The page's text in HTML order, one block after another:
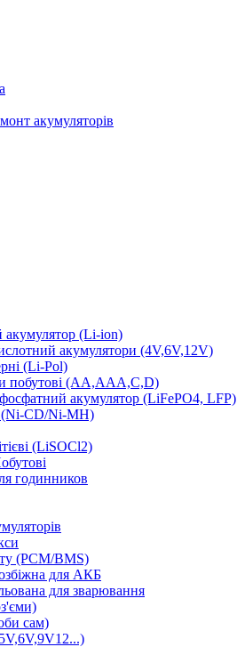
акумуляторів
акумулятор (Li-ion)
акумулятори (4V,6V,12V)
(Li-Pol)
побутові (AA,AAA,C,D)
фосфатний акумулятор (LiFePO4, LFP)
(Ni-CD/Ni-MH)
(LiSOCl2)
годинников
(PCM/BMS)
для АКБ
для зварювання
сам)